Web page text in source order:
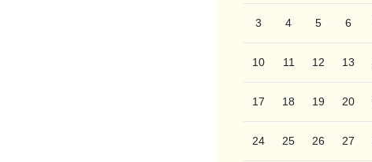
3 4 5 6
10 11 12 13
17 18 19 20
24 25 26 27